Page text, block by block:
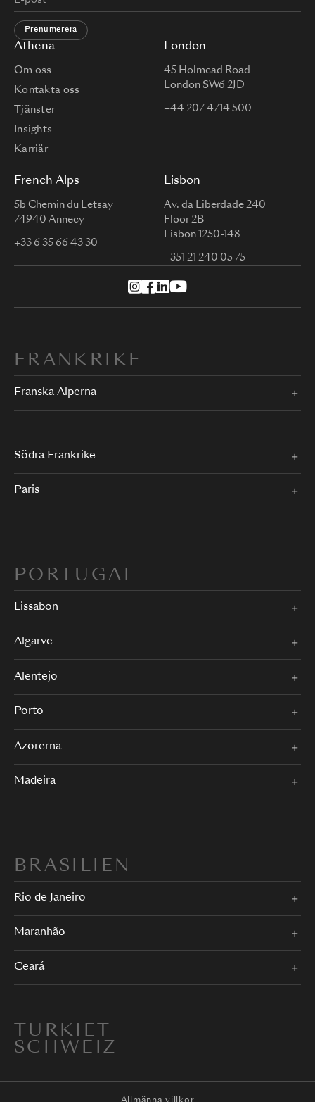
Athena
Om oss
Kontakta oss
Tjänster
Insights
Karriär
London
45 Holmead Road
London SW6 2JD
+44 207 4714 500
French Alps
5b Chemin du Letsay
74940 Annecy
+33 6 35 66 43 30
Lisbon
Av. da Liberdade 240
Floor 2B
Lisbon 1250-148
+351 21 240 05 75
Prenumerera
FRANKRIKE
Franska Alperna
Södra Frankrike
Paris
PORTUGAL
Lissabon
Algarve
Alentejo
Porto
Azorerna
Madeira
BRASILIEN
Rio de Janeiro
Maranhão
Ceará
TURKIET
SCHWEIZ